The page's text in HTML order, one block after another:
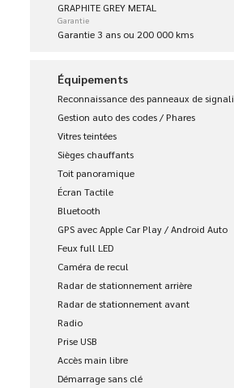
GRAPHITE GREY METAL
Garantie
Garantie 3 ans ou 200 000 kms
Équipements
Reconnaissance des panneaux de
Gestion auto des codes / Phares
Vitres teintées
Sièges chauffants
Toit panoramique
Écran Tactile
Bluetooth
GPS avec Apple Car Play / Android Auto
Feux full LED
Caméra de recul
Radar de stationnement arrière
Radar de stationnement avant
Radio
Prise USB
Accès main libre
Démarrage sans clé